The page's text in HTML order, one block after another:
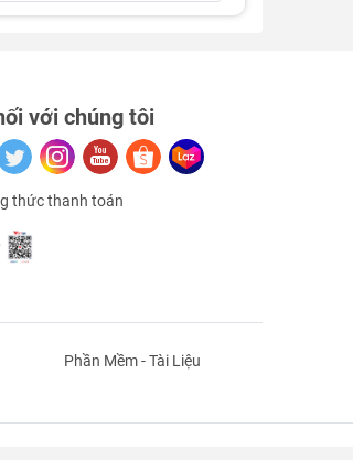
với chúng tôi
thức thanh toán
Phần Mềm - Tài Liệu